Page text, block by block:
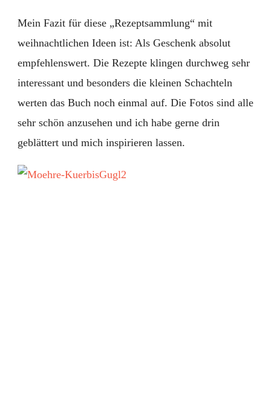
Mein Fazit für diese „Rezeptsammlung“ mit
weihnachtlichen Ideen ist: Als Geschenk absolut
empfehlenswert. Die Rezepte klingen durchweg sehr
interessant und besonders die kleinen Schachteln
werten das Buch noch einmal auf. Die Fotos sind alle
sehr schön anzusehen und ich habe gerne drin
geblättert und mich inspirieren lassen.